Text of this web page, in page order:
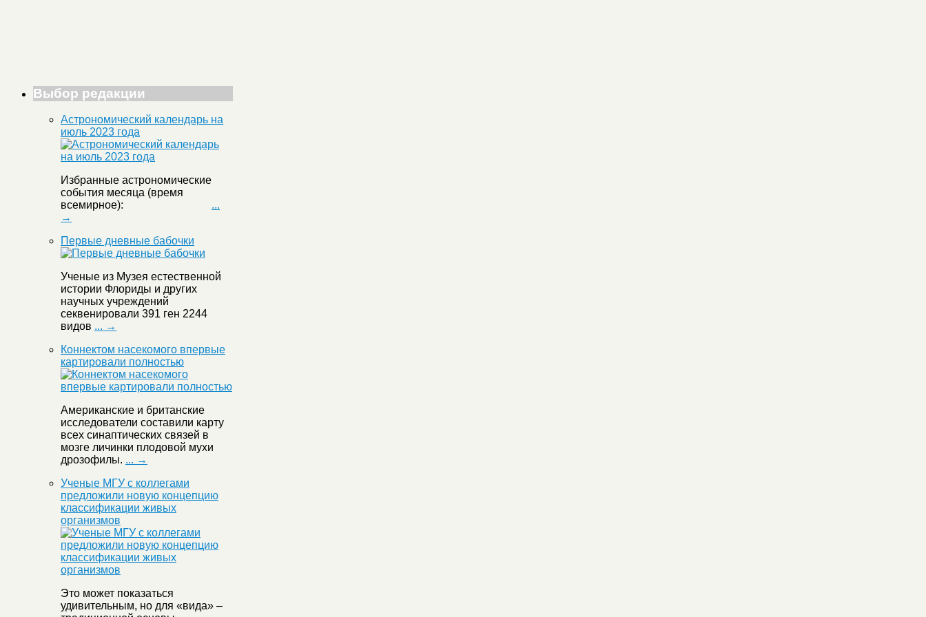
Выбор редакции
Астрономический календарь на
июль 2023 года
Избранные астрономические
события месяца (время
всемирное): ...
→
Первые дневные бабочки
Ученые из Музея естественной
истории Флориды и других
научных учреждений
секвенировали 391 ген 2244
видов ... →
Коннектом насекомого впервые
картировали полностью
Американские и британские
исследователи составили карту
всех синаптических связей в
мозге личинки плодовой мухи
дрозофилы. ... →
Ученые МГУ с коллегами
предложили новую концепцию
классификации живых
организмов
Это может показаться
удивительным, но для «вида» –